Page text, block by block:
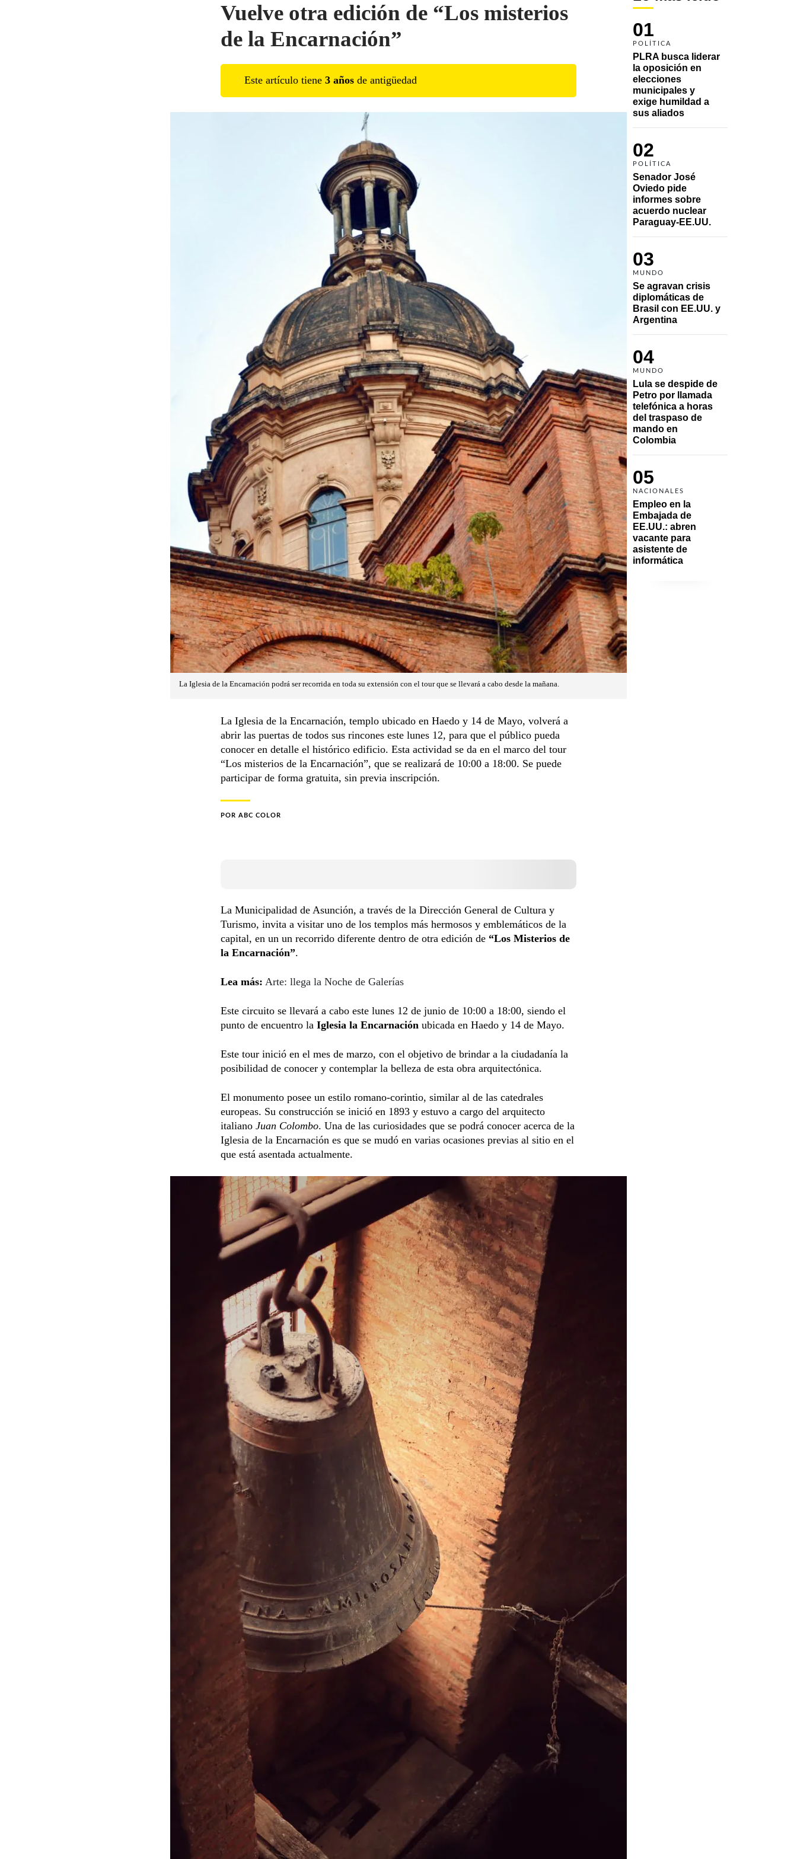
01
POLÍTICA
PLRA busca liderar
la oposición en
elecciones
municipales y
exige humildad a
sus aliados
02
POLÍTICA
Senador José
Oviedo pide
informes sobre
acuerdo nuclear
Paraguay-EE.UU.
03
MUNDO
Se agravan crisis
diplomáticas de
Brasil con EE.UU. y
Argentina
04
MUNDO
Lula se despide de
Petro por llamada
telefónica a horas
del traspaso de
mando en
Colombia
05
NACIONALES
Empleo en la
Embajada de
EE.UU.: abren
vacante para
asistente de
informática
Vuelve otra edición de “Los misterios
de la Encarnación”
Este artículo tiene 3 años de antigüedad
La Iglesia de la Encarnación podrá ser recorrida en toda su extensión con el tour que se llevará a cabo desde la mañana.
La Iglesia de la Encarnación, templo ubicado en Haedo y 14 de Mayo, volverá a
abrir las puertas de todos sus rincones este lunes 12, para que el público pueda
conocer en detalle el histórico edificio. Esta actividad se da en el marco del tour
“Los misterios de la Encarnación”, que se realizará de 10:00 a 18:00. Se puede
participar de forma gratuita, sin previa inscripción.
POR ABC COLOR
La Municipalidad de Asunción, a través de la Dirección General de Cultura y
Turismo, invita a visitar uno de los templos más hermosos y emblemáticos de la
capital, en un un recorrido diferente dentro de otra edición de “Los Misterios de
la Encarnación”.
Lea más: Arte: llega la Noche de Galerías
Este circuito se llevará a cabo este lunes 12 de junio de 10:00 a 18:00, siendo el
punto de encuentro la Iglesia la Encarnación ubicada en Haedo y 14 de Mayo.
Este tour inició en el mes de marzo, con el objetivo de brindar a la ciudadanía la
posibilidad de conocer y contemplar la belleza de esta obra arquitectónica.
El monumento posee un estilo romano-corintio, similar al de las catedrales
europeas. Su construcción se inició en 1893 y estuvo a cargo del arquitecto
italiano Juan Colombo. Una de las curiosidades que se podrá conocer acerca de la
Iglesia de la Encarnación es que se mudó en varias ocasiones previas al sitio en el
que está asentada actualmente.